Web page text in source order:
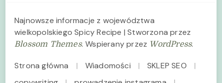
Najnowsze informacje z województwa
wielkopolskiegoSpicy Recipe | Stworzona przez
Blossom Themes. Wspierany przez WordPress.
Strona główna Wiadomości
SKLEP SEO